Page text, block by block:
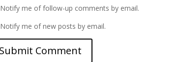
Notify me of follow-up comments by email.
Notify me of new posts by email.